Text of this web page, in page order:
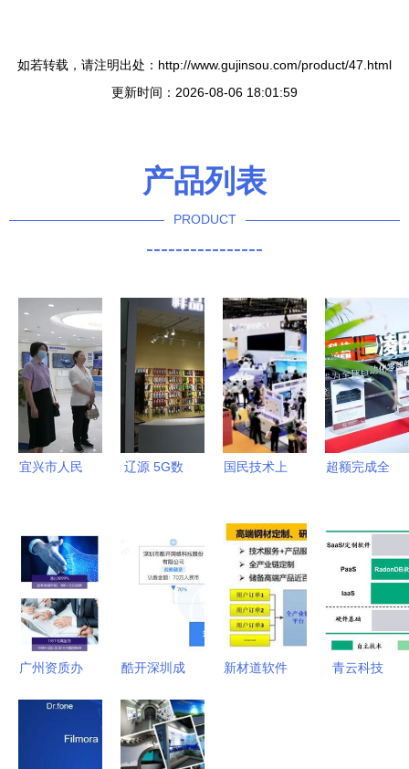
如若转载，请注明出处：http://www.gujinsou.com/product/47.html
更新时间：2026-08-06 18:01:59
产品列表
PRODUCT
----------------
宜兴市人民
临华天软
件，共探软
件研发与技
术服务的创
新发展路径
辽源 5G数
科技范，软
件研发与技
国民技术上
增
126.9%，
战略聚焦高
端MCU与
车规级市场
超额完成全
件研发与技
术服务驱动
智能制造迈
向新高度
广州资质办
酷开深圳成
公司，加码
大数据与软
新材道软件
青云科技